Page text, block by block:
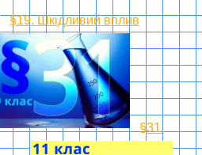
§19. Шкідливий вплив
§31.